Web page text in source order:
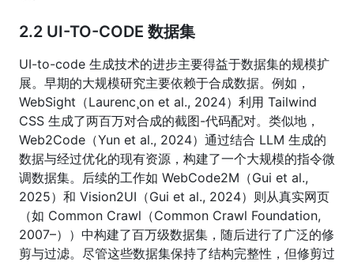
2.2 UI-TO-CODE 数据集
UI-to-code 生成技术的进步主要得益于数据集的规模扩
展。早期的大规模研究主要依赖于合成数据。例如，
WebSight（Laurenc¸on et al., 2024）利用 Tailwind
CSS 生成了两百万对合成的截图-代码配对。类似地，
Web2Code（Yun et al., 2024）通过结合 LLM 生成的
数据与经过优化的现有资源，构建了一个大规模的指令微
调数据集。后续的工作如 WebCode2M（Gui et al.,
2025）和 Vision2UI（Gui et al., 2024）则从真实网页
（如 Common Crawl（Common Crawl Foundation,
2007–））中构建了百万级数据集，随后进行了广泛的修
剪与过滤。尽管这些数据集保持了结构完整性，但修剪过